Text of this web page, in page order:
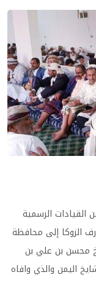
الرسمية
الزوكا إلى محافظة
محسن بن علي بن
اليمن والذي وافاه